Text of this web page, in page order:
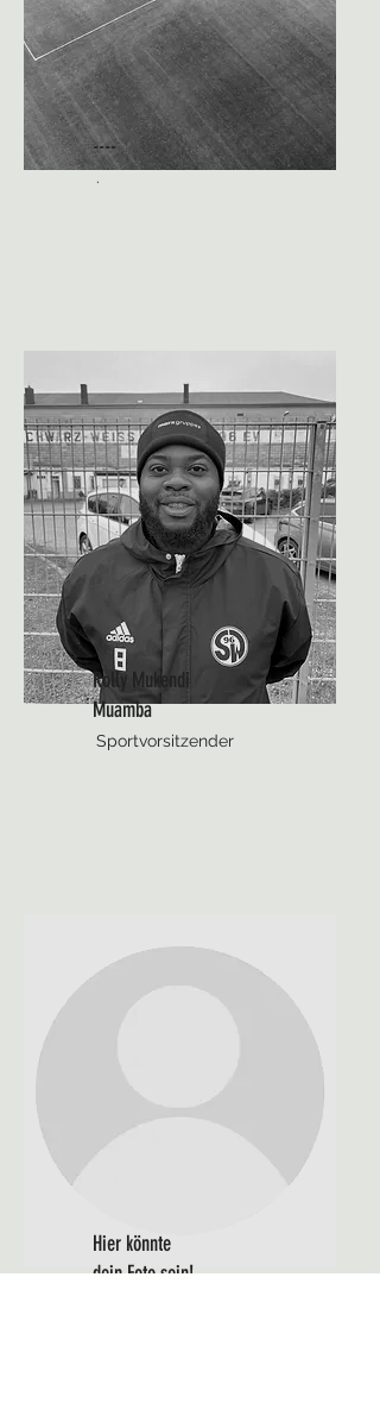
----
.
Rolly Mukendi
Muamba
Sportvorsitzender
Hier könnte
dein Foto sein!